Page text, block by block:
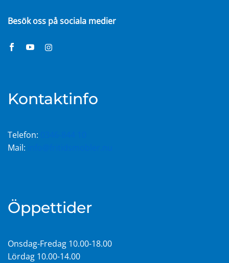
Besök oss på sociala medier
Kontaktinfo
Telefon:
Mail:
Öppettider
Onsdag-Fredag 10.00-18.00
Lördag 10.00-14.00